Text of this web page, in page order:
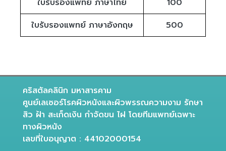
ใบรับรองแพทย์ ภาษาไทย
100
ใบรับรองแพทย์ ภาษาอังกฤษ
500
คริสตัลคลินิก มหาสารคาม
ศูนย์เลเซอร์โรคผิวหนังและผิวพรรณความงาม รักษา
สิว ฝ้า สะเก็ดเงิน กำจัดขน ไฝ โดยทีมแพทย์เฉพาะ
ทางผิวหนัง
เลขที่ใบอนุญาต : 44102000154